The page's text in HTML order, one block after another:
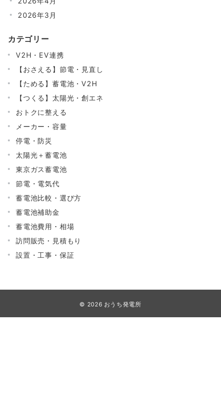
2026年3月
カテゴリー
V2H・EV連携
【おさえる】節電・見直し
【ためる】蓄電池・V2H
【つくる】太陽光・創エネ
おトクに整える
メーカー・容量
停電・防災
太陽光＋蓄電池
東京ガス蓄電池
節電・電気代
蓄電池比較・選び方
蓄電池補助金
蓄電池費用・相場
訪問販売・見積もり
設置・工事・保証
© 2026 おうち発電所